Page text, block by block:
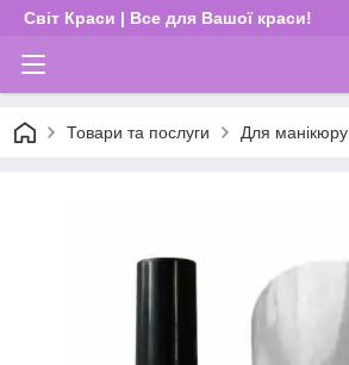
Світ Краси | Все для Вашої краси!
Товари та послуги Для манікюру